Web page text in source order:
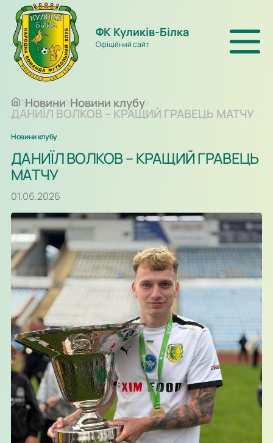
ФК Куликів-Білка
Офіційний сайт
Новини Новини клубу
ДАНИЇЛ ВОЛКОВ – КРАЩИЙ ГРАВЕЦЬ МАТЧУ
Новини клубу
ДАНИЇЛ ВОЛКОВ – КРАЩИЙ ГРАВЕЦЬ
МАТЧУ
01.06.2026